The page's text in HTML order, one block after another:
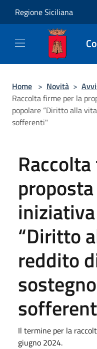
Regione Siciliana
Home > Novità >
Raccolta firme per la
popolare “Diritto alla
sofferenti"
“Diritto
reddito
Il termine per la
giugno 2024.